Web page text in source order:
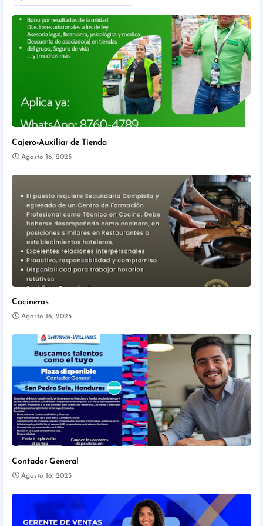
Cajero-Auxiliar de Tienda
Agosto 16, 2025
Cocineros
Agosto 16, 2025
Contador General
Agosto 16, 2025